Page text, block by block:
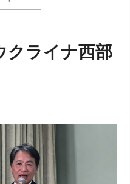
クライナ西部